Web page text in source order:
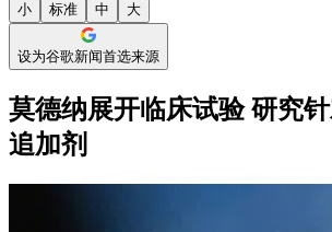
小 标准 中 大
设为谷歌新闻首选来源
莫德纳展开临床试验 研究
追加剂